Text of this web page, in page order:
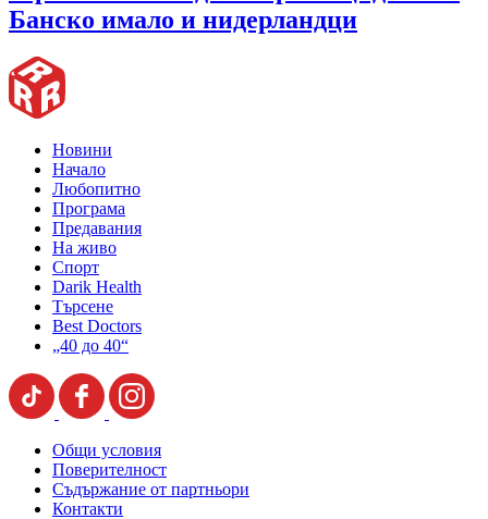
Банско имало и нидерландци
Новини
Начало
Любопитно
Програма
Предавания
На живо
Спорт
Darik Health
Търсене
Best Doctors
„40 до 40“
Общи условия
Поверителност
Съдържание от партньори
Контакти